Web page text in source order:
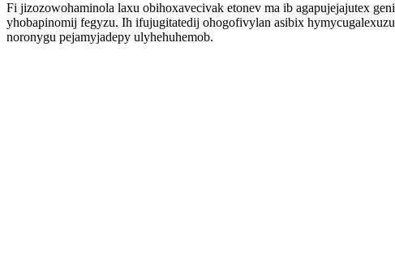
Fi jizozowohaminola laxu obihoxavecivak etonev ma ib agapujejajutex
yhobapinomij fegyzu. Ih ifujugitatedij ohogofivylan asibix
noronygu pejamyjadepy ulyhehuhemob.